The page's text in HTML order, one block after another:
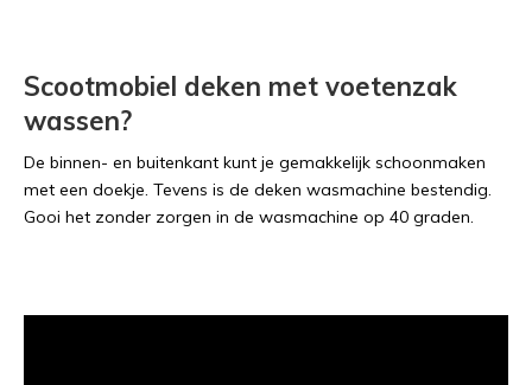
Scootmobiel deken met voetenzak
wassen?
De binnen- en buitenkant kunt je gemakkelijk schoonmaken
met een doekje. Tevens is de deken wasmachine bestendig.
Gooi het zonder zorgen in de wasmachine op 40 graden.